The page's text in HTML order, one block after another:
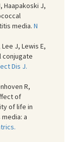
Haapakoski J,
media. N
J, Lewis E,
conjugate
Dis J.
R,
of
of life in
a